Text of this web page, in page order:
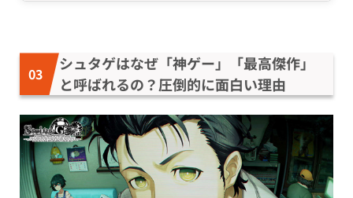
シュタゲはなぜ「神ゲー」「最高傑作」
と呼ばれるの？圧倒的に面白い理由